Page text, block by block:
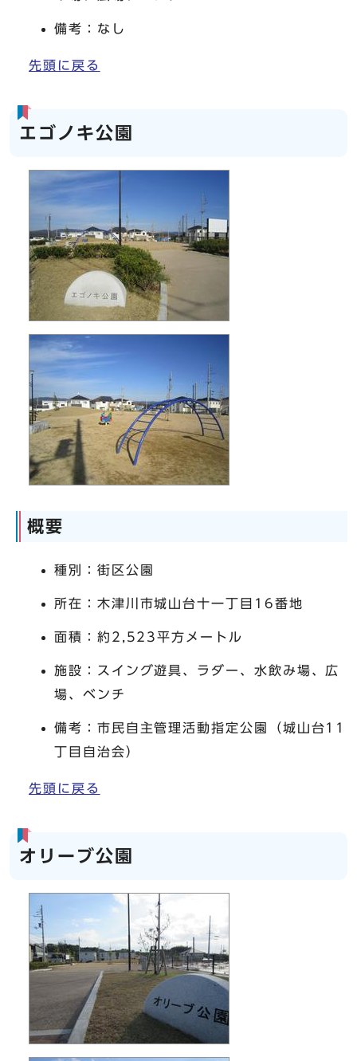
備考：なし
先頭に戻る
エゴノキ公園
概要
種別：街区公園
所在：木津川市城山台十一丁目16番地
面積：約2,523平方メートル
施設：スイング遊具、ラダー、水飲み場、広
場、ベンチ
備考：市民自主管理活動指定公園（城山台11
丁目自治会）
先頭に戻る
オリーブ公園